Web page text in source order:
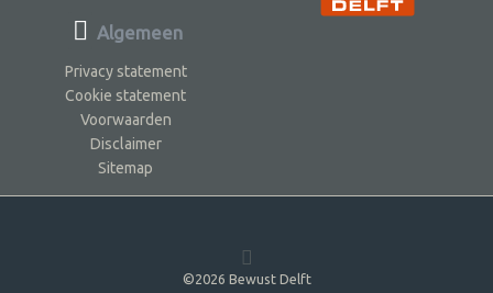
Algemeen
Privacy statement
Cookie statement
Voorwaarden
Disclaimer
Sitemap
©2026 Bewust Delft